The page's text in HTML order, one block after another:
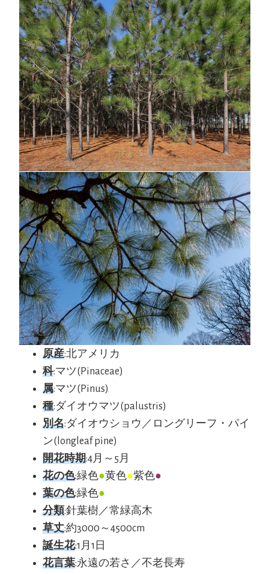
原産:北アメリカ
科:マツ(Pinaceae)
属:マツ(Pinus)
種:ダイオウマツ(palustris)
別名:ダイオウショウ／ロングリーフ・パイ
ン(longleaf pine)
開花時期:4月～5月
花の色:緑色●黄色●紫色●
葉の色:緑色●
分類:針葉樹／常緑高木
草丈:約3000～4500cm
誕生花:1月1日
花言葉:永遠の若さ／不老長寿